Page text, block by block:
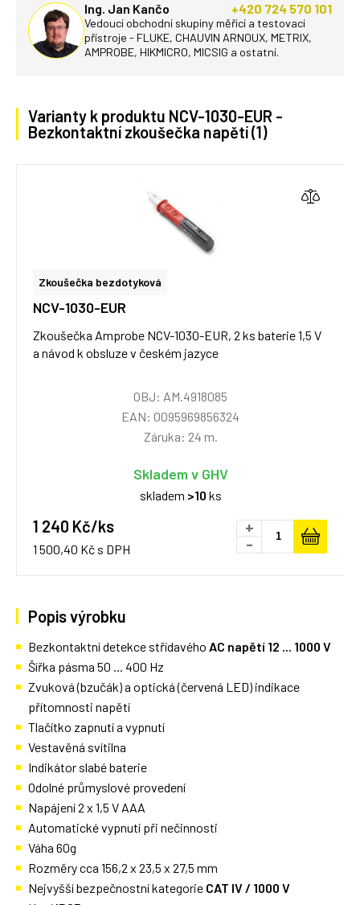
Ing. Jan Kančo +420 724 570 101
Vedoucí obchodní skupiny měřicí a testovací
přístroje - FLUKE, CHAUVIN ARNOUX, METRIX,
AMPROBE, HIKMICRO, MICSIG a ostatní.
Varianty k produktu NCV-1030-EUR -
Bezkontaktní zkoušečka napětí (1)
Zkoušečka bezdotyková
NCV-1030-EUR
Zkoušečka Amprobe NCV-1030-EUR, 2 ks baterie 1,5 V
a návod k obsluze v českém jazyce
OBJ: AM.4918085
EAN: 0095969856324
Záruka: 24 m.
Skladem v GHV
skladem >10 ks
1 240 Kč/ks
1 500,40 Kč s DPH
+
-
Popis výrobku
Bezkontaktní detekce střídavého AC napětí 12 ... 1000 V
Šířka pásma 50 ... 400 Hz
Zvuková (bzučák) a optická (červená LED) indikace
přítomnosti napětí
Tlačítko zapnutí a vypnutí
Vestavěná svítilna
Indikátor slabé baterie
Odolné průmyslové provedení
Napájení 2 x 1,5 V AAA
Automatické vypnutí při nečinnosti
Váha 60g
Rozměry cca 156,2 x 23,5 x 27,5 mm
Nejvyšší bezpečnostní kategorie CAT IV / 1000 V